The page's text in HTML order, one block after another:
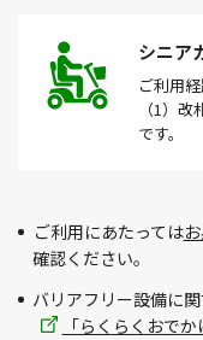
シニア
ご利用
（1）
です。
ご利用にあたっては
確認ください。
バリアフリー設備に
「らくらくおで